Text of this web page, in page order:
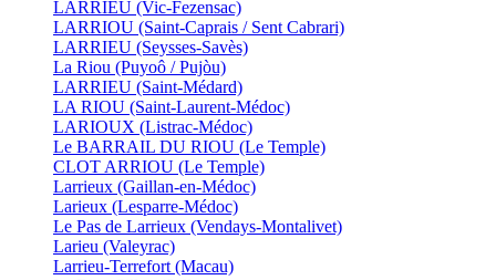
LARRIEU (Vic-Fezensac)
LARRIOU (Saint-Caprais / Sent Cabrari)
LARRIEU (Seysses-Savès)
La Riou (Puyoô / Pujòu)
LARRIEU (Saint-Médard)
LA RIOU (Saint-Laurent-Médoc)
LARIOUX (Listrac-Médoc)
Le BARRAIL DU RIOU (Le Temple)
CLOT ARRIOU (Le Temple)
Larrieux (Gaillan-en-Médoc)
Larieux (Lesparre-Médoc)
Le Pas de Larrieux (Vendays-Montalivet)
Larieu (Valeyrac)
Larrieu-Terrefort (Macau)